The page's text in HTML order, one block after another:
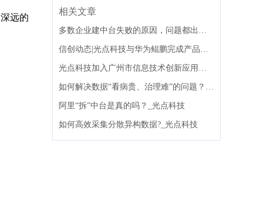
远的
相关文章
多数企业建中台失败的原因，问题都出在组织架构上
信创动态|光点科技与华为鲲鹏完成产品兼容性互认证
光点科技加入广州市信息技术创新应用联盟
如何解决数据“看病贵、治理难”的问题？_光点科技
阿里“拆”中台是真的吗？_光点科技
如何高效采集分散异构数据?_光点科技